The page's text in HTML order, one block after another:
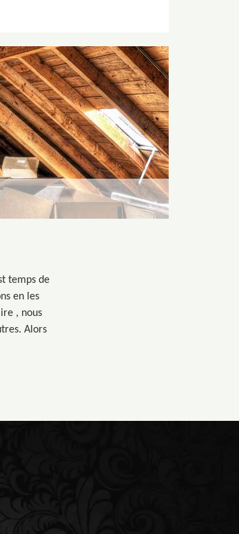
temps de
en les
, nous
Alors